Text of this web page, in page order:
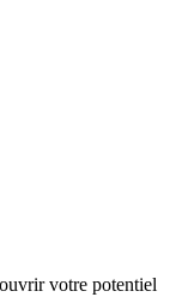
votre potentiel